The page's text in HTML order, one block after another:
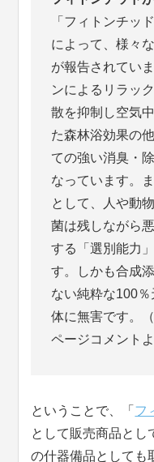
「フィトンチッ
によって、様々
が報告されてい
ンによるリラッ
散を抑制し空気
た森林浴効果の
ての強い消臭・
なっています。
として、人や動
菌は残しながら
する「選別能力
す。しかも合成
ない純粋な100
体に無害です。（
ページコメントよ
ということで、「 フ
として販売商品とし
の什器備品としても